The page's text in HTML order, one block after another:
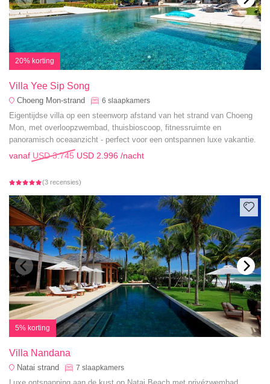
20% korting
Villa Yee Sip Song
Choeng Mon-strand 6 slaapkamers
Eigentijdse villa op een steenworp afstand van het strand van Choeng
Mon, met overloopzwembad, thuisbioscoop, fitnessruimte en
panoramisch oceaanzicht - perfect voor een ontspannen luxe vakantie.
vanaf USD 3.745 USD 2.996 /nacht
(3 recensies)
5% korting
Villa Nandana
Natai strand 7 slaapkamers